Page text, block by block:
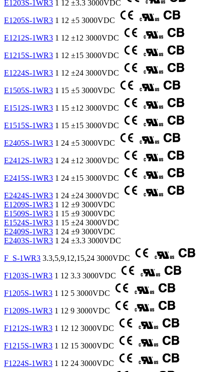
E1203S-1WR3 1 12 ±3.3 3000VDC
E1205S-1WR3 1 12 ±5 3000VDC
E1212S-1WR3 1 12 ±12 3000VDC
E1215S-1WR3 1 12 ±15 3000VDC
E1224S-1WR3 1 12 ±24 3000VDC
E1505S-1WR3 1 15 ±5 3000VDC
E1512S-1WR3 1 15 ±12 3000VDC
E1515S-1WR3 1 15 ±15 3000VDC
E2405S-1WR3 1 24 ±5 3000VDC
E2412S-1WR3 1 24 ±12 3000VDC
E2415S-1WR3 1 24 ±15 3000VDC
E2424S-1WR3 1 24 ±24 3000VDC
E1209S-1WR3 1 12 ±9 3000VDC
E1509S-1WR3 1 15 ±9 3000VDC
E1524S-1WR3 1 15 ±24 3000VDC
E2409S-1WR3 1 24 ±9 3000VDC
E2403S-1WR3 1 24 ±3.3 3000VDC
F_S-1WR3 3.3,5,9,12,15,24 3000VDC
F1203S-1WR3 1 12 3.3 3000VDC
F1205S-1WR3 1 12 5 3000VDC
F1209S-1WR3 1 12 9 3000VDC
F1212S-1WR3 1 12 12 3000VDC
F1215S-1WR3 1 12 15 3000VDC
F1224S-1WR3 1 12 24 3000VDC